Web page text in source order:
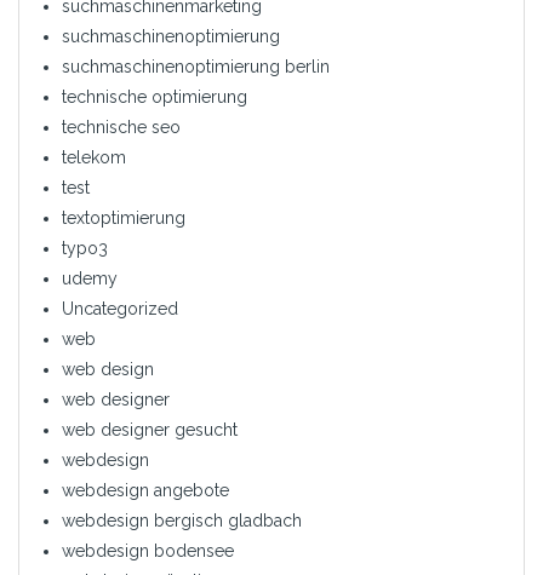
suchmaschinenmarketing
suchmaschinenoptimierung
suchmaschinenoptimierung berlin
technische optimierung
technische seo
telekom
test
textoptimierung
typo3
udemy
Uncategorized
web
web design
web designer
web designer gesucht
webdesign
webdesign angebote
webdesign bergisch gladbach
webdesign bodensee